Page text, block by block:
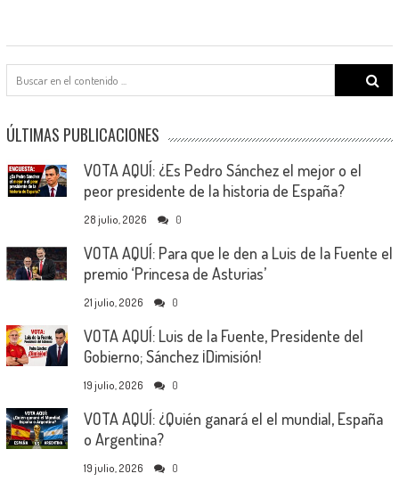
Search
ÚLTIMAS PUBLICACIONES
VOTA AQUÍ: ¿Es Pedro Sánchez el mejor o el
peor presidente de la historia de España?
28 julio, 2026 0
VOTA AQUÍ: Para que le den a Luis de la Fuente el
premio ‘Princesa de Asturias’
21 julio, 2026 0
VOTA AQUÍ: Luis de la Fuente, Presidente del
Gobierno; Sánchez ¡Dimisión!
19 julio, 2026 0
VOTA AQUÍ: ¿Quién ganará el el mundial, España
o Argentina?
19 julio, 2026 0